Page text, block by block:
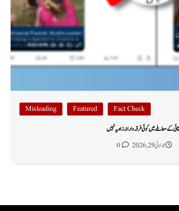
Fact Check
Featured
Misleading
کے معاملے میں کوئی فرقہ وارانہ زاویہ نہیں
جولائی 29, 2026 0